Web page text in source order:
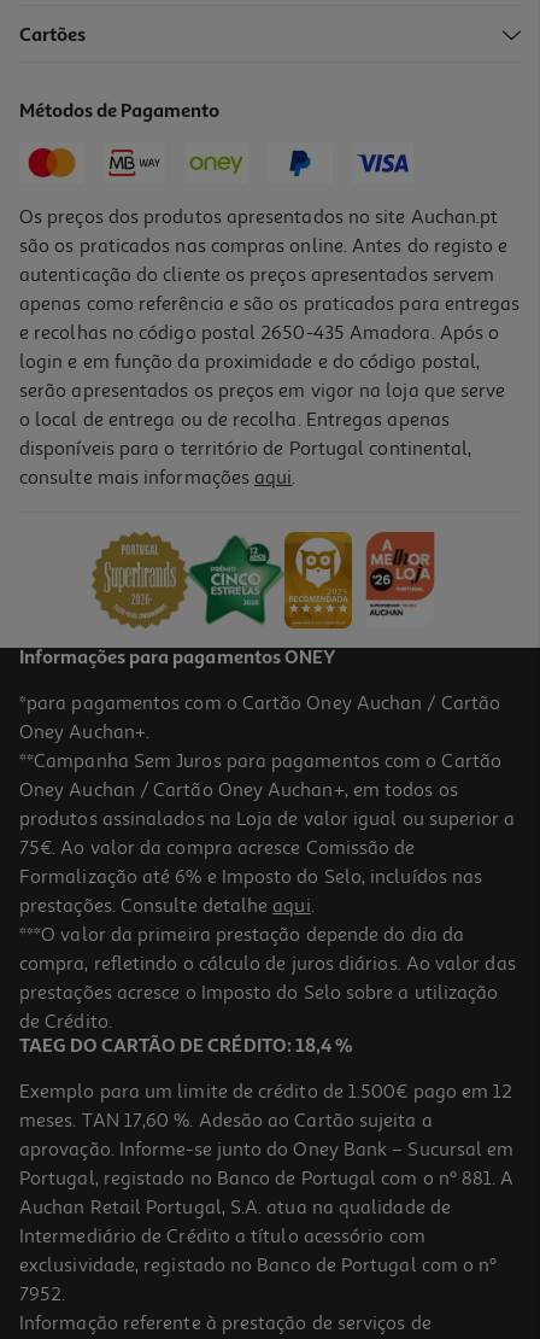
Vinho Branco Terras Do Pó Reserva Setúbal 0.75l
3.5
Vinho Branco Jmf Setúbal 0.75 L
4.39 €/Lt
3,29 €
Cartões
Métodos de Pagamento
Os preços dos produtos apresentados no site Auchan.pt
são os praticados nas compras online. Antes do registo e
autenticação do cliente os preços apresentados servem
apenas como referência e são os praticados para entregas
e recolhas no código postal 2650-435 Amadora. Após o
login e em função da proximidade e do código postal,
serão apresentados os preços em vigor na loja que serve
o local de entrega ou de recolha. Entregas apenas
disponíveis para o território de Portugal continental,
consulte mais informações aqui.
Informações para pagamentos ONEY
*para pagamentos com o Cartão Oney Auchan / Cartão
Oney Auchan+.
**Campanha Sem Juros para pagamentos com o Cartão
Oney Auchan / Cartão Oney Auchan+, em todos os
produtos assinalados na Loja de valor igual ou superior a
75€. Ao valor da compra acresce Comissão de
Formalização até 6% e Imposto do Selo, incluídos nas
prestações. Consulte detalhe aqui.
***O valor da primeira prestação depende do dia da
compra, refletindo o cálculo de juros diários. Ao valor das
prestações acresce o Imposto do Selo sobre a utilização
de Crédito.
TAEG DO CARTÃO DE CRÉDITO: 18,4 %
Exemplo para um limite de crédito de 1.500€ pago em 12
meses. TAN 17,60 %. Adesão ao Cartão sujeita a
aprovação. Informe-se junto do Oney Bank – Sucursal em
Portugal, registado no Banco de Portugal com o nº 881. A
Auchan Retail Portugal, S.A. atua na qualidade de
Intermediário de Crédito a título acessório com
exclusividade, registado no Banco de Portugal com o nº
7952.
Informação referente à prestação de serviços de